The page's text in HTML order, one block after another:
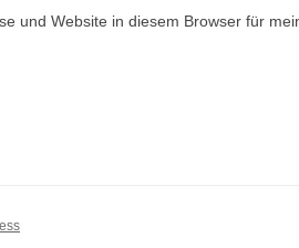
und Website in diesem Browser für